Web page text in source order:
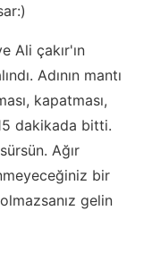
Ali çakır'ın
Adının mantı
kapatması,
dakikada bitti.
Ağır
bir
gelin